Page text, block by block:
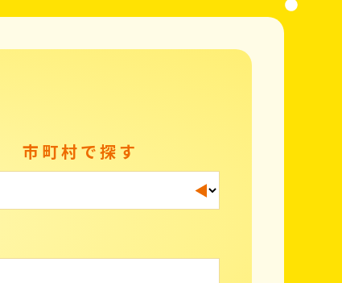
市町村で探す